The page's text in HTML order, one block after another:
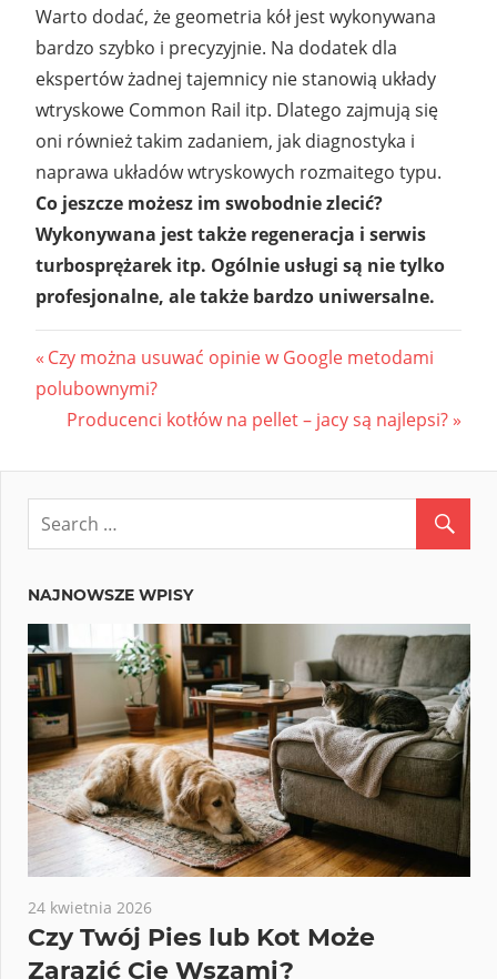
Warto dodać, że geometria kół jest wykonywana
bardzo szybko i precyzyjnie. Na dodatek dla
ekspertów żadnej tajemnicy nie stanowią układy
wtryskowe Common Rail itp. Dlatego zajmują się
oni również takim zadaniem, jak diagnostyka i
naprawa układów wtryskowych rozmaitego typu.
Co jeszcze możesz im swobodnie zlecić?
Wykonywana jest także regeneracja i serwis
turbosprężarek itp. Ogólnie usługi są nie tylko
profesjonalne, ale także bardzo uniwersalne.
Nawigacja
wpisu
Previous
Post:
Czy można usuwać opinie w Google metodami
polubownymi?
Next
Producenci kotłów na pellet – jacy są najlepsi?
NAJNOWSZE WPISY
24 kwietnia 2026
Czy Twój Pies lub Kot Może
Zarazić Cię Wszami?